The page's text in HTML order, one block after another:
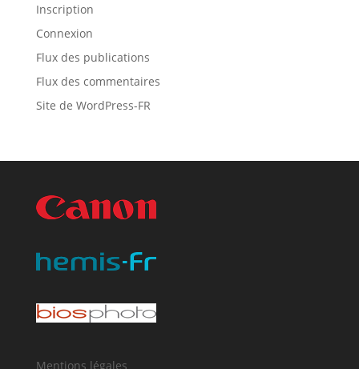
Inscription
Connexion
Flux des publications
Flux des commentaires
Site de WordPress-FR
Mentions légales